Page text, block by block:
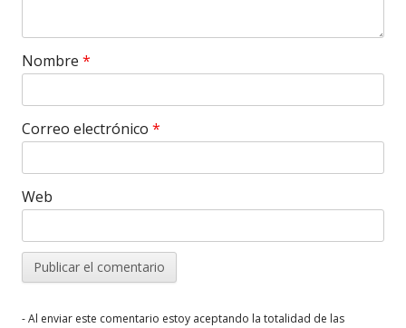
Nombre *
Correo electrónico *
Web
- Al enviar este comentario estoy aceptando la totalidad de las